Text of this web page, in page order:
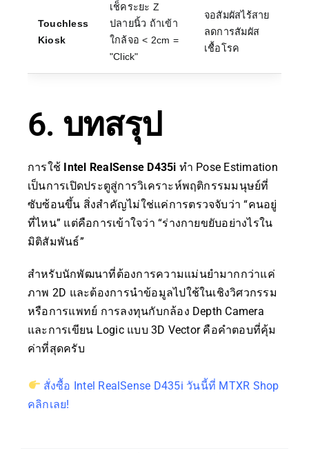
Touchless
Kiosk
เช็คระยะ Z
ปลายนิ้ว ถ้าเข้า
ใกล้จอ < 2cm =
"Click"
จอสัมผัสไร้สาย
ลดการสัมผัส
เชื้อโรค
6. บทสรุป
การใช้ Intel RealSense D435i ทำ Pose Estimation
เป็นการเปิดประตูสู่การวิเคราะห์พฤติกรรมมนุษย์ที่
ซับซ้อนขึ้น สิ่งสำคัญไม่ใช่แค่การตรวจจับว่า “คนอยู่
ที่ไหน” แต่คือการเข้าใจว่า “ร่างกายขยับอย่างไรใน
มิติสัมพันธ์”
สำหรับนักพัฒนาที่ต้องการความแม่นยำมากกว่าแค่
ภาพ 2D และต้องการนำข้อมูลไปใช้ในเชิงวิศวกรรม
หรือการแพทย์ การลงทุนกับกล้อง Depth Camera
และการเขียน Logic แบบ 3D Vector คือคำตอบที่คุ้ม
ค่าที่สุดครับ
สั่งซื้อ Intel RealSense D435i วันนี้ที่ MTXR Shop
คลิกเลย!